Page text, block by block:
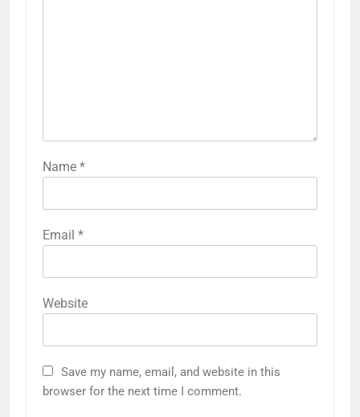
Name *
Email *
Website
Save my name, email, and website in this
browser for the next time I comment.